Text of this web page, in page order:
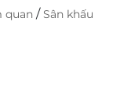
phục vụ tận
về thực đơn và
quan /Sân khấu